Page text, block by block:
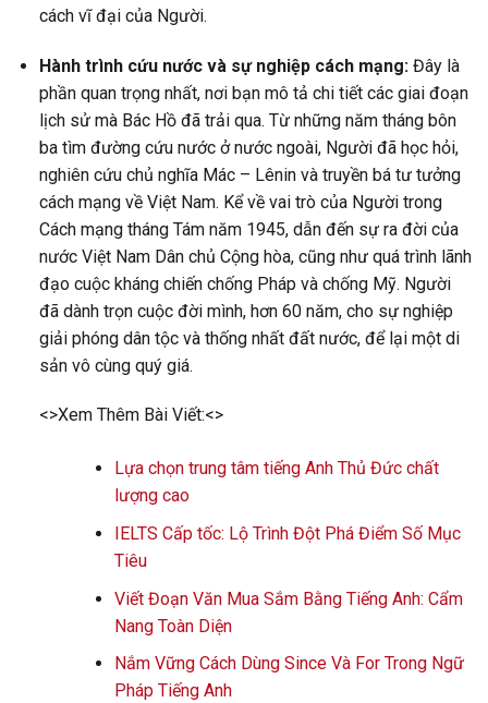
cách vĩ đại của Người.
Hành trình cứu nước và sự nghiệp cách mạng:Đây là
phần quan trọng nhất, nơi bạn mô tả chi tiết các giai đoạn
lịch sử mà Bác Hồ đã trải qua. Từ những năm tháng bôn
ba tìm đường cứu nước ở nước ngoài, Người đã học hỏi,
nghiên cứu chủ nghĩa Mác – Lênin và truyền bá tư tưởng
cách mạng về Việt Nam. Kể về vai trò của Người trong
Cách mạng tháng Tám năm 1945, dẫn đến sự ra đời của
nước Việt Nam Dân chủ Cộng hòa, cũng như quá trình lãnh
đạo cuộc kháng chiến chống Pháp và chống Mỹ. Người
đã dành trọn cuộc đời mình, hơn 60 năm, cho sự nghiệp
giải phóng dân tộc và thống nhất đất nước, để lại một di
sản vô cùng quý giá.
<>Xem Thêm Bài Viết:<>
Lựa chọn trung tâm tiếng Anh Thủ Đức chất
lượng cao
IELTS Cấp tốc: Lộ Trình Đột Phá Điểm Số Mục
Tiêu
Viết Đoạn Văn Mua Sắm Bằng Tiếng Anh: Cẩm
Nang Toàn Diện
Nắm Vững Cách Dùng Since Và For Trong Ngữ
Pháp Tiếng Anh